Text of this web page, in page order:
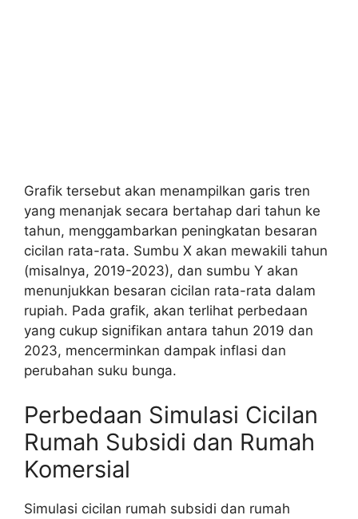
Grafik tersebut akan menampilkan garis tren
yang menanjak secara bertahap dari tahun ke
tahun, menggambarkan peningkatan besaran
cicilan rata-rata. Sumbu X akan mewakili tahun
(misalnya, 2019-2023), dan sumbu Y akan
menunjukkan besaran cicilan rata-rata dalam
rupiah. Pada grafik, akan terlihat perbedaan
yang cukup signifikan antara tahun 2019 dan
2023, mencerminkan dampak inflasi dan
perubahan suku bunga.
Perbedaan Simulasi Cicilan
Rumah Subsidi dan Rumah
Komersial
Simulasi cicilan rumah subsidi dan rumah